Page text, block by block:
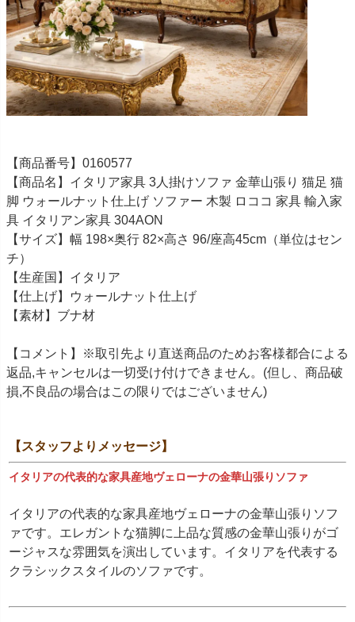
【商品番号】0160577
【商品名】イタリア家具 3人掛けソファ 金華山張り 猫足 猫
脚 ウォールナット仕上げ ソファー 木製 ロココ 家具 輸入家
具 イタリアン家具 304AON
【サイズ】幅 198×奥行 82×高さ 96/座高45cm（単位はセン
チ）
【生産国】イタリア
【仕上げ】ウォールナット仕上げ
【素材】ブナ材
【コメント】※取引先より直送商品のためお客様都合による
返品,キャンセルは一切受け付けできません。(但し、商品破
損,不良品の場合はこの限りではございません)
【スタッフよりメッセージ】
イタリアの代表的な家具産地ヴェローナの金華山張りソファ
イタリアの代表的な家具産地ヴェローナの金華山張りソフ
ァです。エレガントな猫脚に上品な質感の金華山張りがゴ
ージャスな雰囲気を演出しています。イタリアを代表する
クラシックスタイルのソファです。